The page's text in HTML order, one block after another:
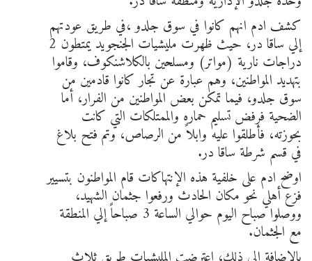
كشف ادم انهم كانوا في سوق جلدو ،في طريق عودتهم
إلي ساقا در، حيث ظهرت مليشيات الجنجويد يمتطون 2
دراجات نارية (مواتر) ومسلحين بالكلاشنكوف، وقاموا
بتهديد المواطنين، وهم عبارة عن تجار كانوا قادمين من
سوق جلدو، فيما تمكن بعض المواطنين من الفرار، أما
الضحية فرفض تسليم حماره والممتلكات التي كانت
بحوزته، فأطلقوا عليه وابلاً من الرصاص، وتم فتح بلاغ
في قسم شرطة ساقا در.
اوضح ادم على خلفية هذه الإنتهاكات قام المواطنون بتسيير
فزع أهلي نحو مكان الحادث ورفعوا جثمان الشهيد،
ووصلوا صباح اليوم حوالي الساعة 3 صباحاً إلي المنطقة
مع الجثمان.